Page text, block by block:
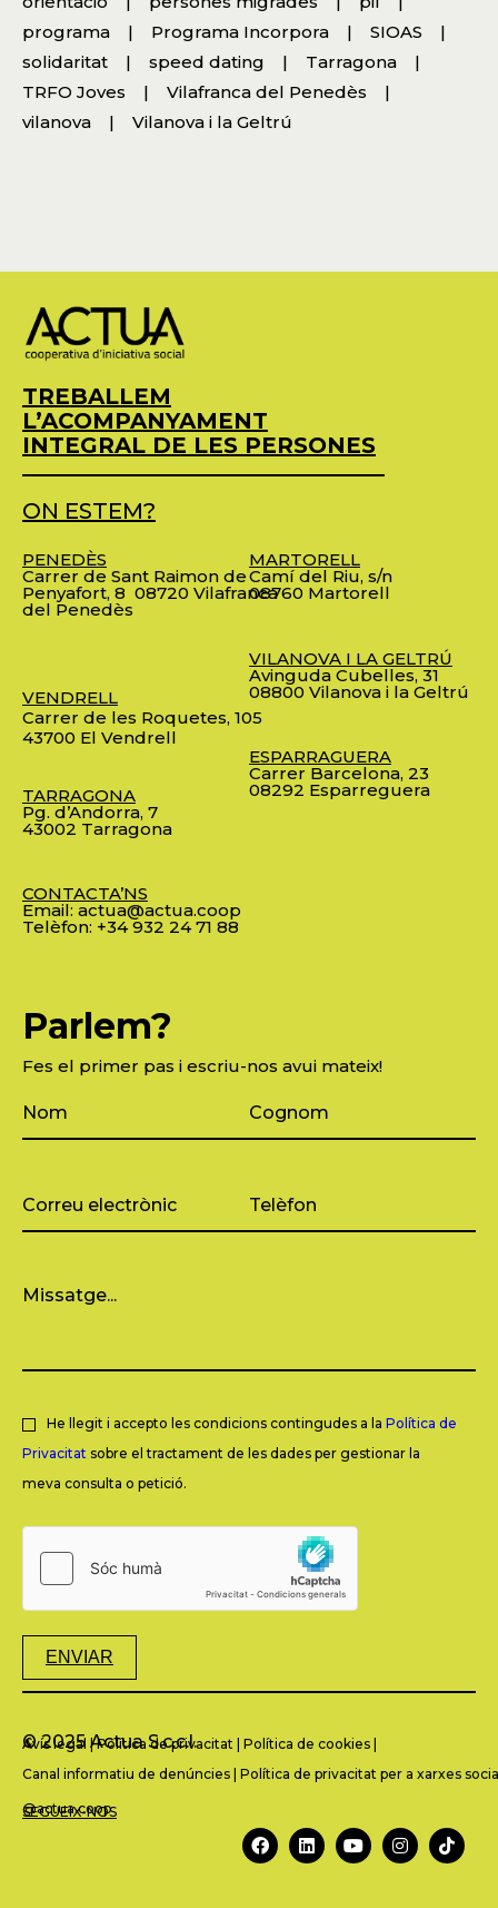
programa
Programa Incorpora
SIOAS
solidaritat
speed dating
Tarragona
TRFO Joves
Vilafranca del Penedès
vilanova
Vilanova i la Geltrú
TREBALLEM
L’ACOMPANYAMENT
INTEGRAL DE LES PERSONES
ON ESTEM?
PENEDÈS
Carrer de Sant Raimon de
Penyafort, 8 08720 Vilafranca
del Penedès
VENDRELL
Carrer de les Roquetes, 105
43700 El Vendrell
TARRAGONA
Pg. d’Andorra, 7
43002 Tarragona
CONTACTA’NS
Email: actua@actua.coop
Telèfon: +34 932 24 71 88
MARTORELL
Camí del Riu, s/n
08760 Martorell
VILANOVA I LA GELTRÚ
Avinguda Cubelles, 31
08800 Vilanova i la Geltrú
ESPARRAGUERA
Carrer Barcelona, 23
08292 Esparreguera
Parlem?
Fes el primer pas i escriu-nos avui mateix!
He llegit i accepto les condicions contingudes a la Política de
Privacitat sobre el tractament de les dades per gestionar la
meva consulta o petició.
ENVIAR
© 2025 Actua S.c.c.l.
Avís legal |Política de privacitat Política de cookies
Canal informatiu de denúncies Política de privacitat per a xarxes
SEGUEIX-NOS
@actua.coop